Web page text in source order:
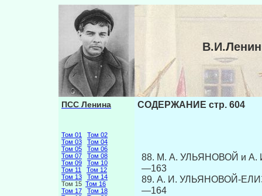
ПСС Ленина
Том 01
Том 02
Том 03
Том 04
Том 05
Том 06
Том 07
Том 08
Том 09
Том 10
Том 11
Том 12
Том 13
Том 14
Том 15 Том 16
Том 17
Том 18
СОДЕРЖАНИЕ стр. 604
88. M. А. УЛЬЯНОВОЙ и
—163
89. А. И. УЛЬЯНОВОЙ-
—164